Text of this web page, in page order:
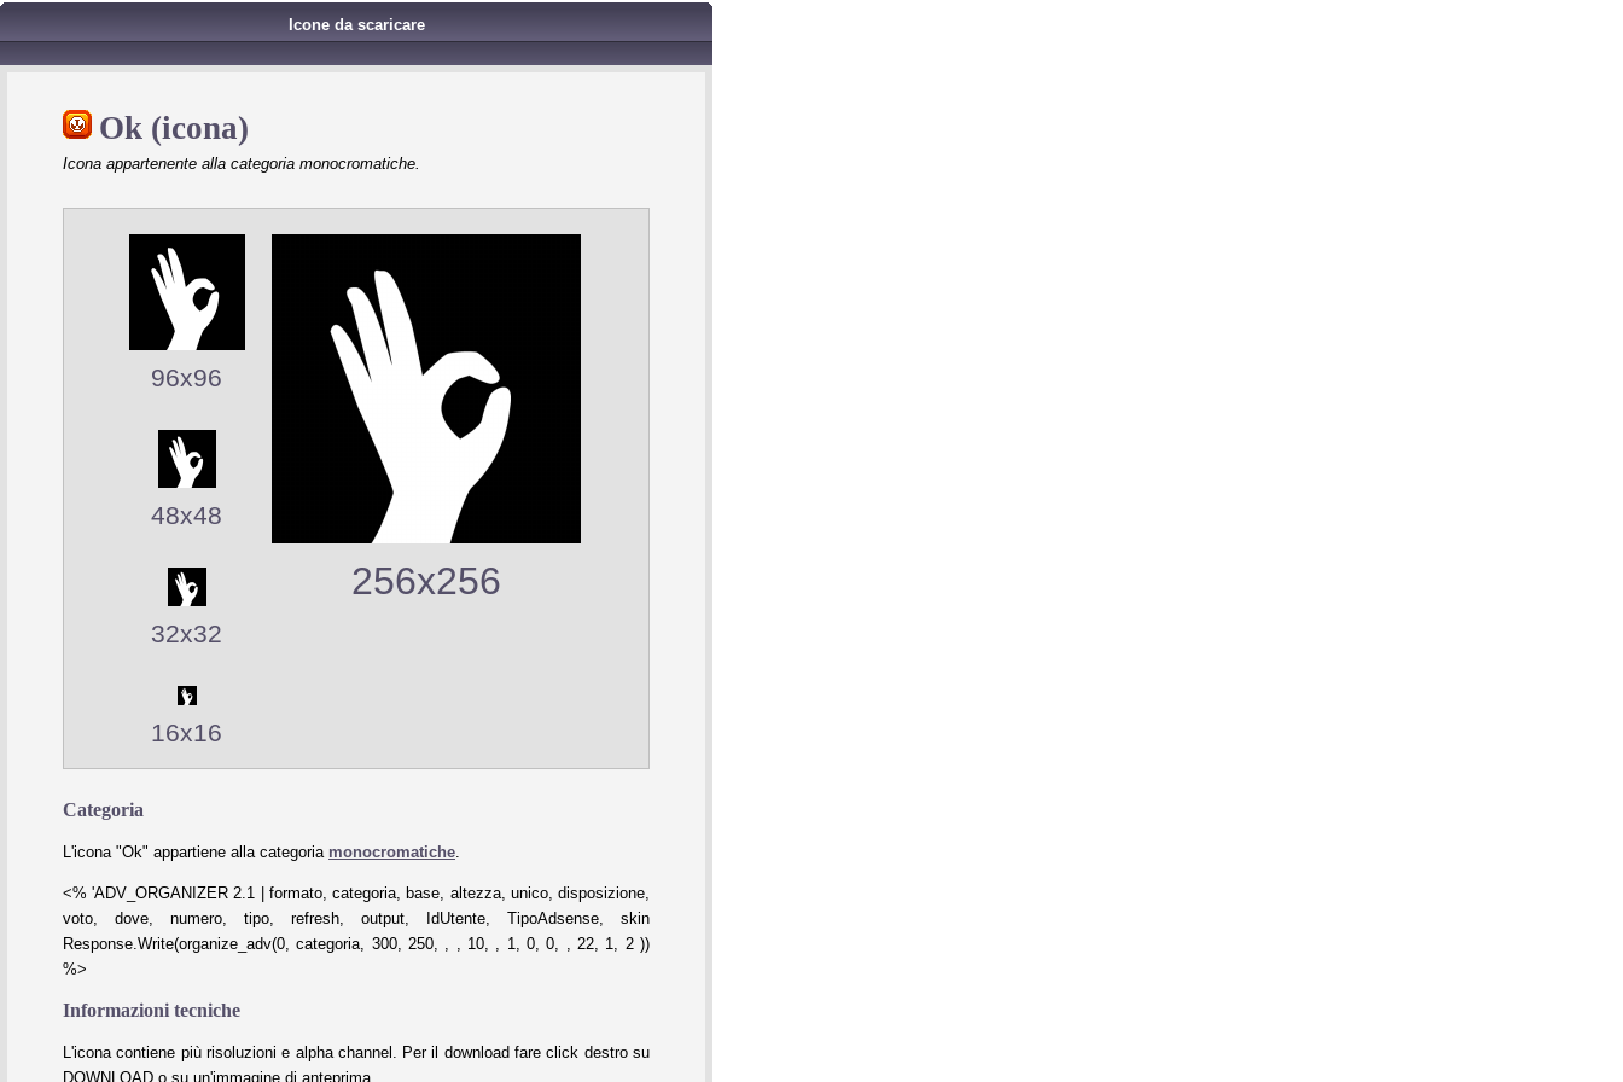
Icone da scaricare
Ok (icona)
Icona appartenente alla categoria monocromatiche.
96x96
48x48
32x32
16x16
256x256
Categoria
L'icona "Ok" appartiene alla categoria monocromatiche
<% 'ADV_ORGANIZER 2.1 | formato, categoria, base, altezza, unico, disposizione,
voto, dove, numero, tipo, refresh, output, IdUtente, TipoAdsense, skin
Response.Write(organize_adv(0, categoria, 300, 250, , , 10, , 1, 0, 0, , 22, 1, 2 ))
%>
Informazioni tecniche
L'icona contiene più risoluzioni e alpha channel. Per il download fare click destro su
DOWNLOAD o su un'immagine di anteprima.